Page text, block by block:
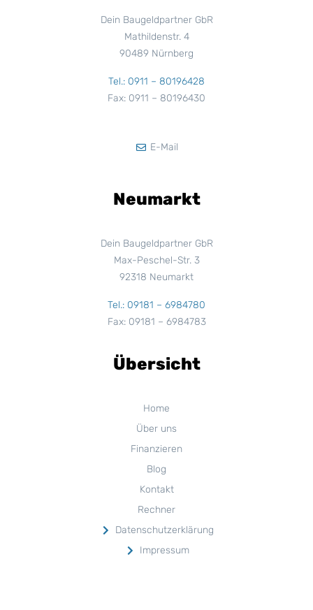
Dein Baugeldpartner GbR
Mathildenstr. 4
90489 Nürnberg
Tel.: 0911 – 80196428
Fax: 0911 – 80196430
E-Mail
Neumarkt
Dein Baugeldpartner GbR
Max-Peschel-Str. 3
92318 Neumarkt
Tel.: 09181 – 6984780
Fax: 09181 – 6984783
Übersicht
Home
Über uns
Finanzieren
Blog
Kontakt
Rechner
Datenschutzerklärung
Impressum